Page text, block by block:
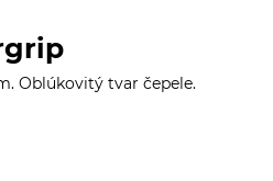
Oblúkovitý tvar čepele.